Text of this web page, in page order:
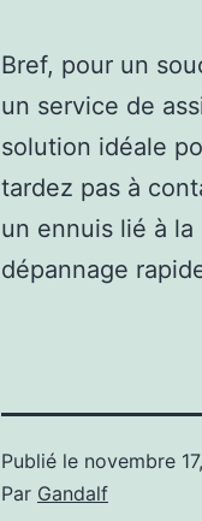
Bref, pour un
un service de
solution idéale
tardez pas à
un ennuis lié à la
dépannage
Publié le novembre
Par Gandalf